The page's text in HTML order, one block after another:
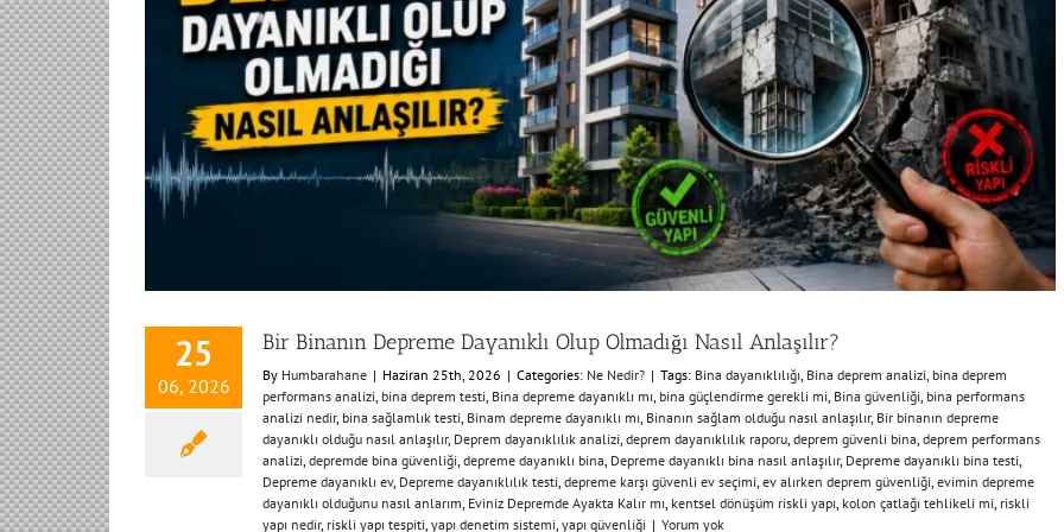
25
06, 2026
Bir Binanın Depreme Dayanıklı Olup Olmadığı Nasıl Anlaşılır?
By Humbarahane | Haziran 25th, 2026 | Categories: Ne Nedir? | Tags: Bina dayanıklılığı Bina deprem analizi bina deprem
performans analizi bina deprem testi Bina depreme dayanıklı mı bina güçlendirme gerekli mi Bina güvenliği bina performans
analizi nedir, bina sağlamlık testi Binam depreme dayanıklı mı Binanın sağlam olduğu nasıl anlaşılır, Bir binanın depreme
dayanıklı olduğu nasıl anlaşılır, Deprem dayanıklılık analizi deprem dayanıklılık raporu deprem güvenli bina deprem performans
analizi depremde bina güvenliği depreme dayanıklı bina Depreme dayanıklı bina nasıl anlaşılır, Depreme dayanıklı bina testi
Depreme dayanıklı ev, Depreme dayanıklılık testi depreme karşı güvenli ev seçimi ev alırken deprem güvenliği evimin depreme
dayanıklı olduğunu nasıl anlarım Eviniz Depremde Ayakta Kalır mı kentsel dönüşüm riskli yapı kolon çatlağı tehlikeli mi riskli
yapı nedir, riskli yapı tespiti yapı denetim sistemi yapı güvenliği | Yorum yok